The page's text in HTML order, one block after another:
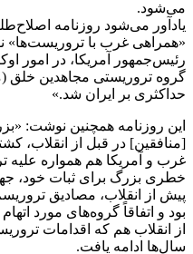
را نقض کردند و آن طرفی که
است زیرا به تعهدات خود پایبند
برجامی خود بازخواهد گشت که
در حرف یا بر روی کاغذ، لغو
راستی‌آزمایی ایران قرار
برگشت جمهوری اسلامی و
هیچ‌کس از آن عدول نخواهد
منبع:همشهری آنلاین
برچسب ها
ایران و آمریکا توافق هسته‌ای
آخرین اخبار